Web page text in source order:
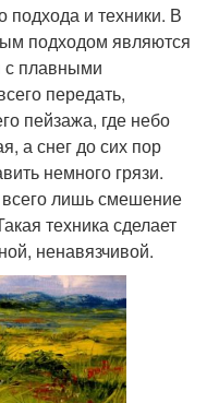
подхода и техники. В
подходом являются
с плавными
передать,
пейзажа, где небо
а снег до сих пор
немного грязи.
лишь смешение
техника сделает
ненавязчивой.